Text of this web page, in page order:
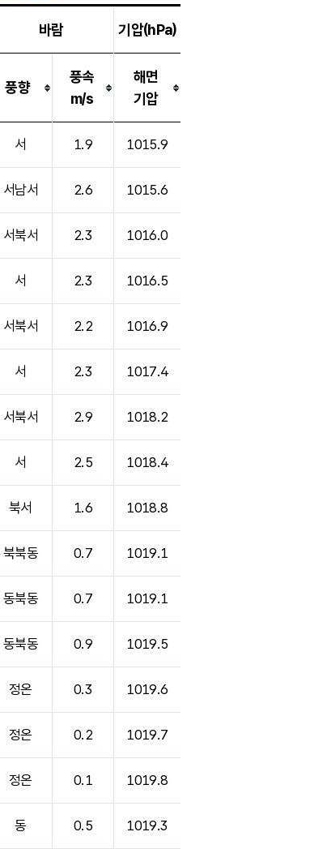
바람 기압(hPa)
풍향
풍속
m/s
해면
기압
서 1.9 1015.9
서남서 2.6 1015.6
서북서 2.3 1016.0
서 2.3 1016.5
서북서 2.2 1016.9
서 2.3 1017.4
서북서 2.9 1018.2
서 2.5 1018.4
북서 1.6 1018.8
북북동 0.7 1019.1
동북동 0.7 1019.1
동북동 0.9 1019.5
정온 0.3 1019.6
정온 0.2 1019.7
정온 0.1 1019.8
동 0.5 1019.3